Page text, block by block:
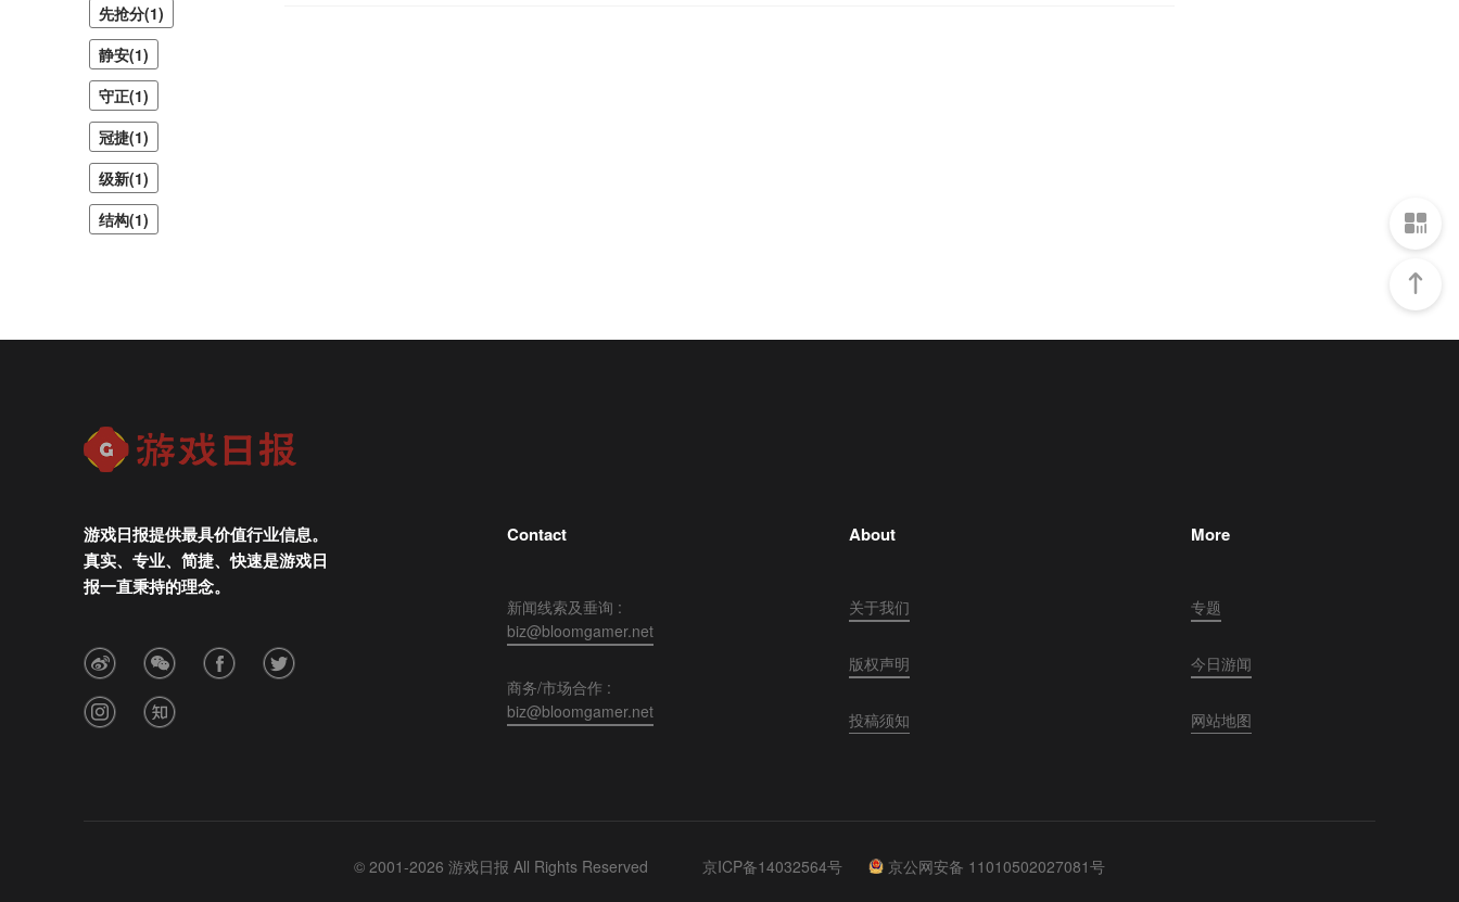
先抢分(1)
静安(1)
守正(1)
冠捷(1)
级新(1)
结构(1)
游戏日报提供最具价值行业信息。
真实、专业、简捷、快速是游戏日
报一直秉持的理念。
Contact
新闻线索及垂询 :
biz@bloomgamer.net
商务/市场合作 :
biz@bloomgamer.net
About
关于我们
版权声明
投稿须知
More
专题
今日游闻
网站地图
© 2001-2026 游戏日报 All Rights Reserved 京ICP备14032564号 京公网安备 11010502027081号